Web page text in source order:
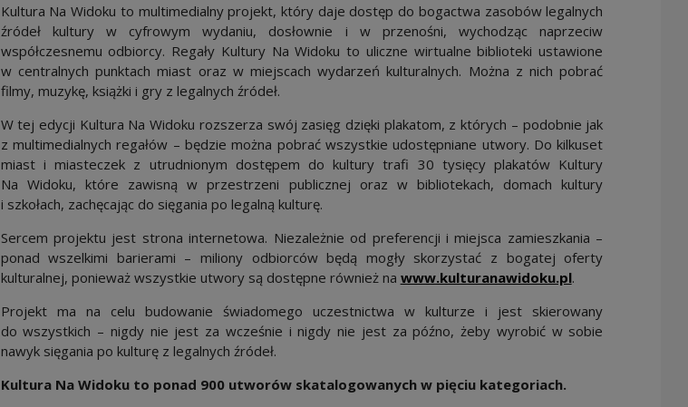
Kultura Na Widoku to multimedialny projekt, który daje dostęp do bogactwa zasobów legalnych
źródeł kultury w cyfrowym wydaniu, dosłownie i w przenośni, wychodząc naprzeciw
współczesnemu odbiorcy. Regały Kultury Na Widoku to uliczne wirtualne biblioteki ustawione
w centralnych punktach miast oraz w miejscach wydarzeń kulturalnych. Można z nich pobrać
filmy, muzykę, książki i gry z legalnych źródeł.
W tej edycji Kultura Na Widoku rozszerza swój zasięg dzięki plakatom, z których – podobnie jak
z multimedialnych regałów – będzie można pobrać wszystkie udostępniane utwory. Do kilkuset
miast i miasteczek z utrudnionym dostępem do kultury trafi 30 tysięcy plakatów Kultury
Na Widoku, które zawisną w przestrzeni publicznej oraz w bibliotekach, domach kultury
i szkołach, zachęcając do sięgania po legalną kulturę.
Sercem projektu jest strona internetowa. Niezależnie od preferencji i miejsca zamieszkania –
ponad wszelkimi barierami – miliony odbiorców będą mogły skorzystać z bogatej oferty
kulturalnej, ponieważ wszystkie utwory są dostępne również na www.kulturanawidoku.plUwaga, link
.
Projekt ma na celu budowanie świadomego uczestnictwa w kulturze i jest skierowany
do wszystkich – nigdy nie jest za wcześnie i nigdy nie jest za późno, żeby wyrobić w sobie
nawyk sięgania po kulturę z legalnych źródeł.
Kultura Na Widoku to ponad 900 utworów skatalogowanych w pięciu kategoriach.